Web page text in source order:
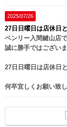
2025/07/26
27日日曜日は店休日
ベンリー入間鍵山店で
誠に勝手ではございま
27日日曜日は店休日
何卒宜しくお願い致し